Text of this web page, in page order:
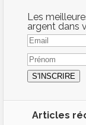
Les
argent dans
Articles